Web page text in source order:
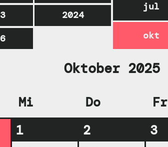
2024
jul
okt
Oktober 2025
Mi Do Fr
1
2 3